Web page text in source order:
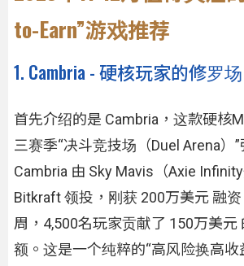
to-Earn”游戏推荐
1. Cambria - 硬核玩家的修罗场
首先介绍的是 Cambria，这款硬核
三赛季“决斗竞技场（Duel Arena）”
Cambria 由 Sky Mavis（Axie
Bitkraft 领投，刚获 200万美元 融
周，4,500名玩家贡献了 150万美元
额。这是一个纯粹的“高风险换高收